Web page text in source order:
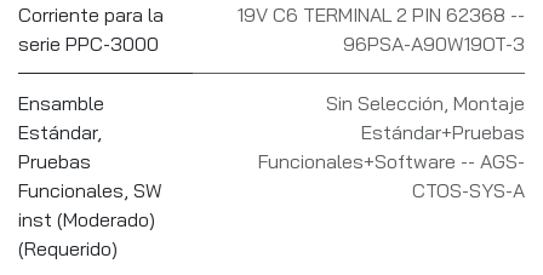
Corriente para la
serie PPC-3000
19V C6 TERMINAL 2 PIN 62368 --
96PSA-A90W19OT-3
Ensamble
Estándar,
Pruebas
Funcionales, SW
inst (Moderado)
(Requerido)
Sin Selección Montaje
Estándar+Pruebas
Funcionales+Software -- AGS-
CTOS-SYS-A